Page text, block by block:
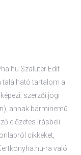
Szaluter Edit
található tartalom a
szerzői jogi
annak bárminemű
előzetes írásbeli
cikkeket,
ra való